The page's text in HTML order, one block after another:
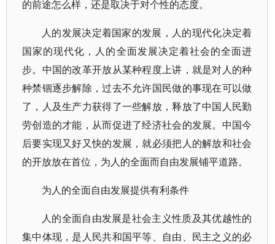
的前途怎么样，还是取决于对个性的态度。
人的发展决定着国家的发展，人的现代化决定着
国家的现代化，人的全面发展决定着社会的全面进
步。中国的改革开放从某种程度上讲，就是对人的种
种禁锢逐步解除，过去不允许国民做的事现在可以做
了，人及生产力获得了一些解放，释放了中国人民勤
劳创造的才能，从而促进了经济社会的发展。中国今
后要实现又好又快的发展，就必须把人的解放和社会
的开放放在首位，为人的全面而自由发展铺平道路。
为人的全面自由发展提供有利条件
人的全面自由发展是社会主义性质及其优越性的
集中体现，是人民共和国平等、自由、民主之义的必